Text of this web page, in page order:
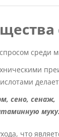
среди
сено, сенаж,
муку.
что